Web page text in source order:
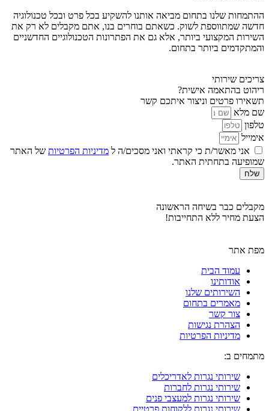
ההתמחות שלנו בתחום מביאה אותנו להשקיע בכל פרט ובכל טכנולוגיה
חדשה שמתווספת לשוק. כשאתם בוחרים בנו, אתם מקבלים לא רק את
השירות המקצועי ביותר, אלא גם את הפתרונות הטכנולוגיים החדשניים
והמתקדמים ביותר בתחום.
צריכים שירותי
ריהוט בהתאמה אישית?
תשאירו פרטים וניצור איתכם קשר
שם מלא
טלפון
אימייל
אני מאשר/ת כי קראתי ואני מסכים/ה ל מדיניות הפרטיות של האתר
שמופיעה בתחתית האתר.
שלח
מקבלים כבר בשיחה הראשונה
הצעת מחיר ללא התחייבות!
מפת אתר
עמוד הבית
אודותינו
השירותים שלנו
מאמרים בתחום
צור קשר
הצהרת נגישות
מדיניות הפרטיות
מתמחים ב:
שירותי נגרות לאדריכלים
שירותי נגרות לחברות
שירותי נגרות למעצבי פנים
שירותי נגרות ללקוחות פרטיים